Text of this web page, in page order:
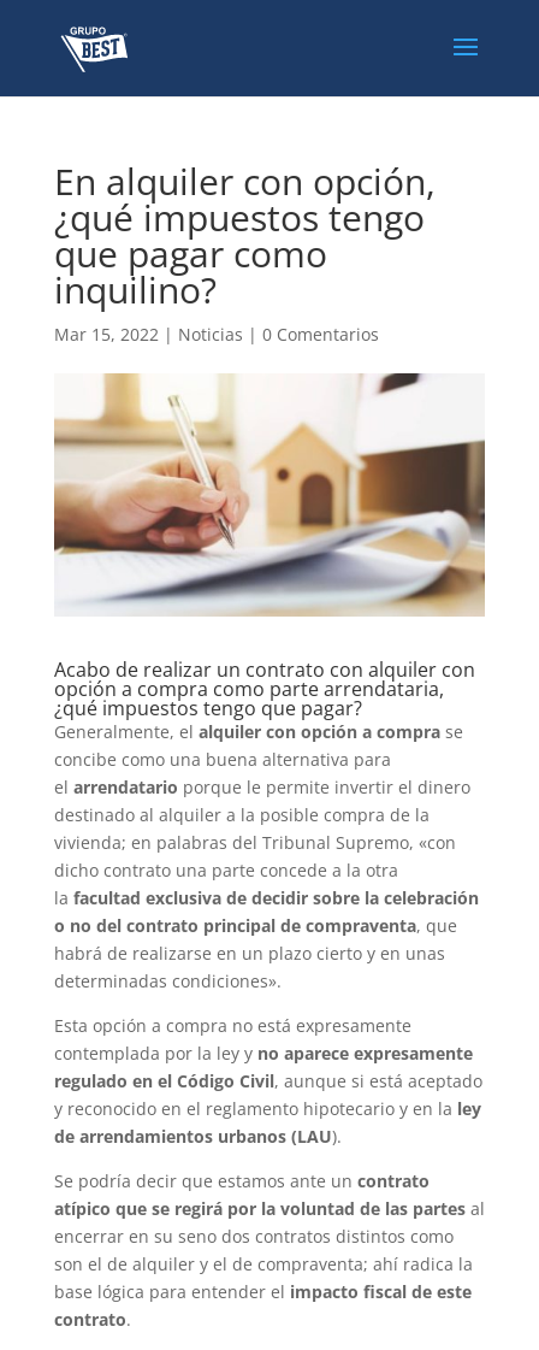
En alquiler con opción,
¿qué impuestos tengo
que pagar como
inquilino?
Mar 15, 2022| Noticias | 0 Comentarios
Acabo de realizar un contrato con alquiler con
opción a compra como parte arrendataria,
¿qué impuestos tengo que pagar?
Generalmente, el alquiler con opción a compra se
concibe como una buena alternativa para
el arrendatario porque le permite invertir el dinero
destinado al alquiler a la posible compra de la
vivienda; en palabras del Tribunal Supremo, «con
dicho contrato una parte concede a la otra
la facultad exclusiva de decidir sobre la celebración
o no del contrato principal de compraventa, que
habrá de realizarse en un plazo cierto y en unas
determinadas condiciones».
Esta opción a compra no está expresamente
contemplada por la ley y no aparece expresamente
regulado en el Código Civil, aunque si está aceptado
y reconocido en el reglamento hipotecario y en la ley
de arrendamientos urbanos (LAU).
Se podría decir que estamos ante un contrato
atípico que se regirá por la voluntad de las partesal
encerrar en su seno dos contratos distintos como
son el de alquiler y el de compraventa; ahí radica la
base lógica para entender el impacto fiscal de este
contrato.